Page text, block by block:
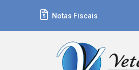
Notas Fiscais